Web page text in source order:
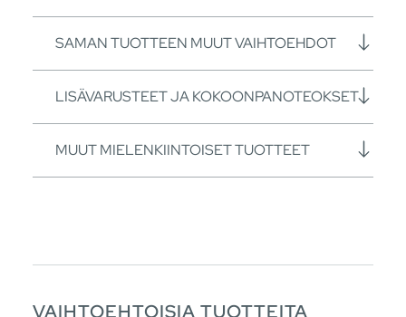
SAMAN TUOTTEEN MUUT VAIHTOEHDOT
LISÄVARUSTEET JA KOKOONPANOTEOKSET
MUUT MIELENKIINTOISET TUOTTEET
VAIHTOEHTOISIA TUOTTEITA